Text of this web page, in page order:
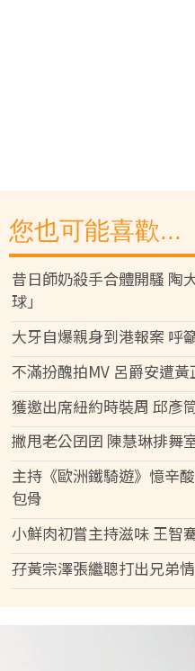
您也可能喜歡...
昔日師奶殺手合體開騷 陶
球」
大牙自爆親身到港報案 呼
不滿扮醜拍MV 呂爵安遭
獲邀出席紐約時裝周 邱彥
撇甩老公囝囝 陳慧琳排舞
主持《歐洲鐵騎遊》憶辛
包骨
小鮮肉初嘗主持滋味 王智
孖黃宗澤張繼聰打出兄弟